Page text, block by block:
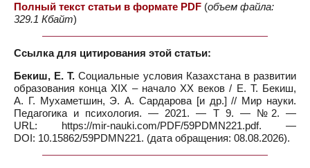
Полный текст статьи в формате PDF (объем файла:
329.1 Кбайт)
Ссылка для цитирования этой статьи:
Бекиш, Е. Т. Социальные условия Казахстана в развитии
образования конца XIX – начало XX веков / Е. Т. Бекиш,
А. Г. Мухаметшин, Э. А. Сардарова [и др.] // Мир науки.
Педагогика и психология. — 2021. — Т 9. — №2. —
URL: https://mir-nauki.com/PDF/59PDMN221.pdf. —
DOI: 10.15862/59PDMN221. (дата обращения: 08.08.2026).